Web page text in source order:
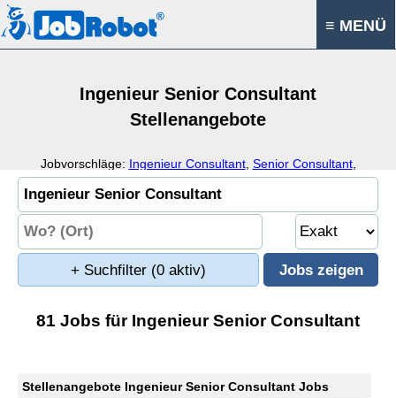
≡ MENÜ
Ingenieur Senior Consultant
Stellenangebote
Jobvorschläge: Ingenieur Consultant, Senior Consultant,
Consultant,Berater
+ Suchfilter (0 aktiv)
81 Jobs für Ingenieur Senior Consultant
Stellenangebote Ingenieur Senior Consultant Jobs